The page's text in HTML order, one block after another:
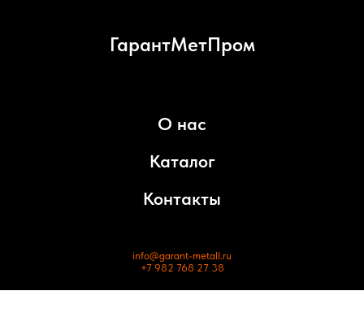
ГарантМетПром
О нас
Каталог
Контакты
info@garant-metall.ru
+7 982 768 27 38